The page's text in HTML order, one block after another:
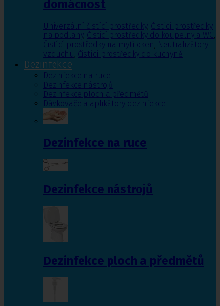
domácnost
Univerzální čistící prostředky, Čistící prostředky
na podlahy, Čisticí prostředky do koupelny a WC,
Čistící prostředky na mytí oken, Neutralizátory
vzduchu, Čistící prostředky do kuchyně
Dezinfekce
Dezinfekce na ruce
Dezinfekce nástrojů
Dezinfekce ploch a předmětů
Dávkovače a aplikátory dezinfekce
Dezinfekce na ruce
Dezinfekce nástrojů
Dezinfekce ploch a předmětů